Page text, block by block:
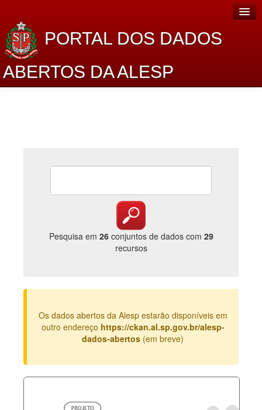
PORTAL DOS DADOS
ABERTOS DA ALESP
Lei de Acesso à Informação
Catálogo de dados
Legislação
Perguntas frequentes
Pesquisa em 26conjuntos de dados com 29
recursos
Os dados abertos da Alesp estarão disponíveis em
outro endereço https://ckan.al.sp.gov.br/alesp-
dados-abertos (em breve)